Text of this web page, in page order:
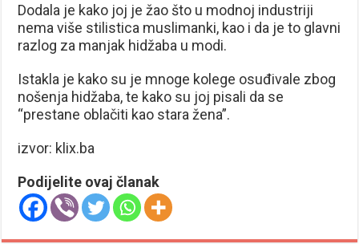
Dodala je kako joj je žao što u modnoj industriji
nema više stilistica muslimanki, kao i da je to glavni
razlog za manjak hidžaba u modi.
Istakla je kako su je mnoge kolege osuđivale zbog
nošenja hidžaba, te kako su joj pisali da se
“prestane oblačiti kao stara žena”.
izvor: klix.ba
Podijelite ovaj članak